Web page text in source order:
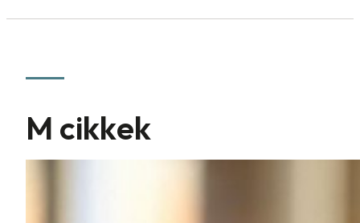
M cikkek